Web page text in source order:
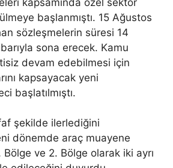
başlanmıştı. 15 Ağustos
sözleşmelerin süresi 14
sona erecek. Kamu
devam edebilmesi için
kapsayacak yeni
başlatılmıştı.
şekilde ilerlediğini
dönemde araç muayene
Bölge ve 2. Bölge olarak iki ayrı